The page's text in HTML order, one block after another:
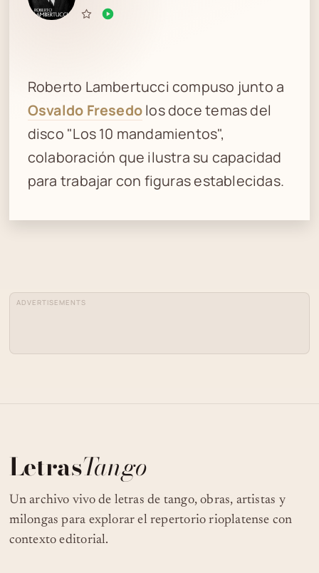
Roberto Lambertucci compuso junto a
Osvaldo Fresedolos doce temas del
disco "Los 10 mandamientos",
colaboración que ilustra su capacidad
para trabajar con figuras establecidas.
ADVERTISEMENTS
LetrasTango
Un archivo vivo de letras de tango, obras, artistas y
milongas para explorar el repertorio rioplatense con
contexto editorial.